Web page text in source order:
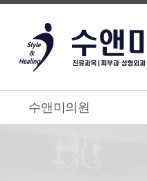
수앤미의원